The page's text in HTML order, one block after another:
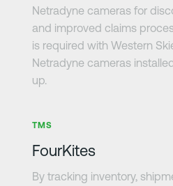
Netradyne cameras for
and improved claims
is required with Western
Netradyne cameras
up.
TMS
FourKites
By tracking inventory,